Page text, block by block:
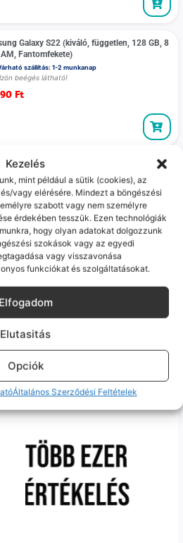
Kezelés
mint például a sütik (cookies), az
vagy elérésére. Mindezt a böngészési
szabott vagy nem személyre
érdekében tesszük. Ezen technológiák
hogy olyan adatokat dolgozzunk
szokások vagy az egyedi
vagy visszavonása
funkciókat és szolgáltatásokat.
Elfogadom
Elutasitás
Opciók
Általános Szerződési Feltételek
Galaxy S22 (kiváló, független, 128 GB, 8
Fantomfekete)
szállítás: 1-2 munkanap
beégés látható!
Ft
Galaxy S22 (kiváló, független, 128 GB, 8
Fekete)
szállítás: 1-2 munkanap
beállításai angol nyelvűek, az
nyelve magyar
Ft
Galaxy S22 (jó, független, 128 GB, 8 GB
Rózsaszín arany)
Ft